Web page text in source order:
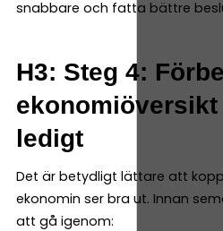
snabbare och fatta bättre
H3: Steg 4:
ledigt
Det är betydligt lättare att
ekonomin ser bra ut. Innan
att gå igenom: